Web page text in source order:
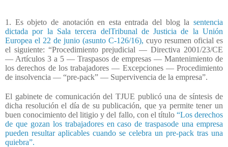
1. Es objeto de anotación en esta entrada del blog la sentencia
dictada por la Sala tercera delTribunal de Justicia de la Unión
Europea el 22 de junio (asunto C-126/16), cuyo resumen oficial es
el siguiente: “Procedimiento prejudicial — Directiva 2001/23/CE
— Artículos 3 a 5 — Traspasos de empresas — Mantenimiento de
los derechos de los trabajadores — Excepciones — Procedimiento
de insolvencia — “pre-pack” — Supervivencia de la empresa”.
El gabinete de comunicación del TJUE publicó una de síntesis de
dicha resolución el día de su publicación, que ya permite tener un
buen conocimiento del litigio y del fallo, con el título “Los derechos
de que gozan los trabajadores en caso de traspasode una empresa
pueden resultar aplicables cuando se celebra un pre-pack tras una
quiebra”.